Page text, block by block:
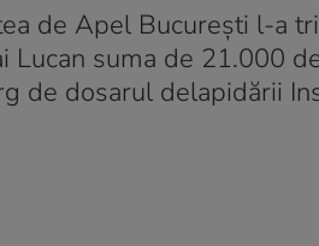
de Apel București l-a
Lucan suma de 21.000
de dosarul delapidării